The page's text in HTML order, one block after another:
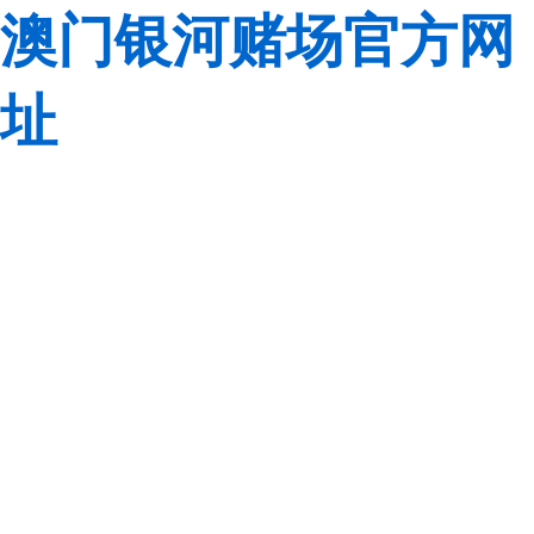
澳门银河赌场官方网
址